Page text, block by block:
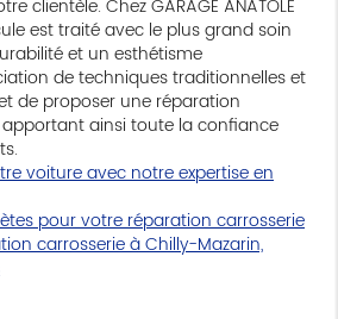
clientèle. Chez GARAGE ANATOLE
est traité avec le plus grand soin
et un esthétisme
de techniques traditionnelles et
de proposer une réparation
ainsi toute la confiance
voiture avec notre expertise en
pour votre réparation carrosserie
carrosserie à Chilly-Mazarin,